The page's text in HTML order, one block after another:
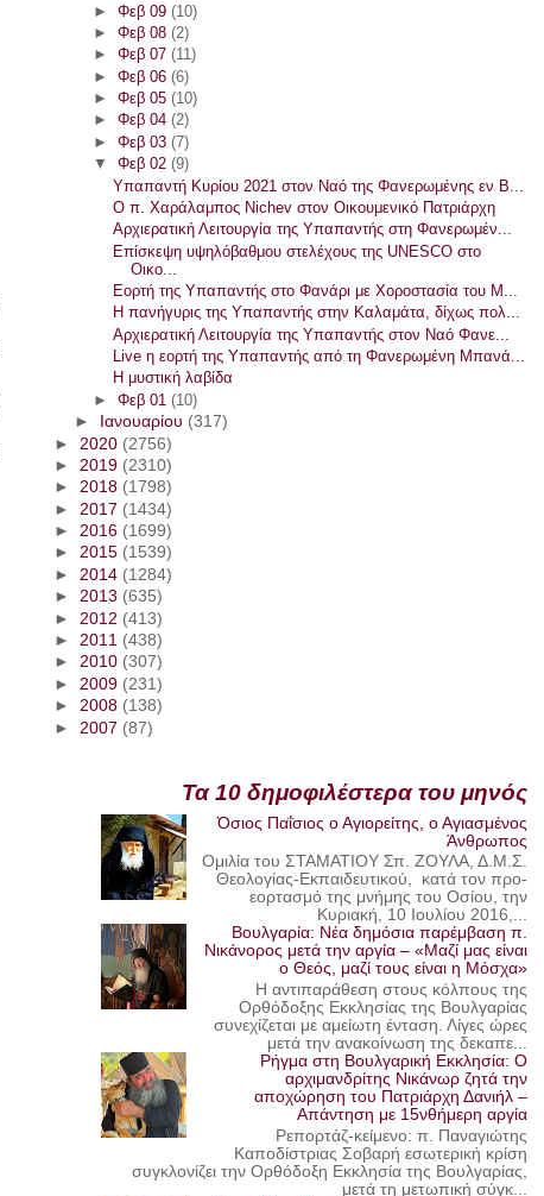
► Φεβ 09 (10)
► Φεβ 08 (2)
► Φεβ 07 (11)
► Φεβ 06 (6)
► Φεβ 05 (10)
► Φεβ 04 (2)
► Φεβ 03 (7)
▼ Φεβ 02 (9)
Υπαπαντή Κυρίου 2021 στον Ναό της Φανερωμένης εν Β...
Ο π. Χαράλαμπος Nichev στον Οικουμενικό Πατριάρχη
Αρχιερατική Λειτουργία της Υπαπαντής στη Φανερωμέν...
Επίσκεψη υψηλόβαθμου στελέχους της UNESCO στο
Οικο...
Εορτή της Υπαπαντής στο Φανάρι με Χοροστασία του Μ...
Η πανήγυρις της Υπαπαντής στην Καλαμάτα, δίχως πολ...
Αρχιερατική Λειτουργία της Υπαπαντής στον Ναό Φανε...
Live η εορτή της Υπαπαντής από τη Φανερωμένη Μπανά...
Η μυστική λαβίδα
► Φεβ 01 (10)
►
Ιανουαρίου (317)
► 2020 (2756)
► 2019 (2310)
►2018 (1798)
► 2017 (1434)
►2016 (1699)
►2015 (1539)
► 2014 (1284)
►2013 (635)
► 2012 (413)
►2011 (438)
►2010 (307)
► 2009 (231)
►2008 (138)
► 2007 (87)
Τα 10 δημοφιλέστερα του μηνός
Όσιος Παΐσιος ο Αγιορείτης, ο Αγιασμένος
Άνθρωπος
Ομιλία του ΣΤΑΜΑΤΙΟΥ Σπ. ΖΟΥΛΑ, Δ.Μ.Σ.
Θεολογίας-Εκπαιδευτικού, κατά τον προ-
εορτασμό της μνήμης του Οσίου, την
Κυριακή, 10 Ιουλίου 2016,...
Βουλγαρία: Νέα δημόσια παρέμβαση π.
Νικάνορος μετά την αργία – «Μαζί μας είναι
ο Θεός, μαζί τους είναι η Μόσχα»
Η αντιπαράθεση στους κόλπους της
Ορθόδοξης Εκκλησίας της Βουλγαρίας
συνεχίζεται με αμείωτη ένταση. Λίγες ώρες
μετά την ανακοίνωση της δεκαπε...
Ρήγμα στη Βουλγαρική Εκκλησία: Ο
αρχιμανδρίτης Νικάνωρ ζητά την
αποχώρηση του Πατριάρχη Δανιήλ –
Απάντηση με 15νθήμερη αργία
Ρεπορτάζ-κείμενο: π. Παναγιώτης
Καποδίστριας Σοβαρή εσωτερική κρίση
συγκλονίζει την Ορθόδοξη Εκκλησία της Βουλγαρίας,
μετά τη μετωπική σύγκ...